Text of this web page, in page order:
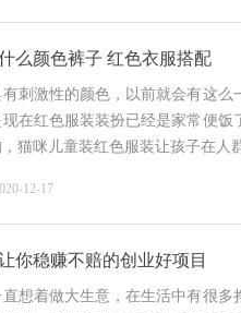
么颜色裤子 红色衣服搭配
刺激性的颜色，以前就会有这
在红色服装装扮已经是家常便
猫咪儿童装红色服装让孩子在人
12-17
你稳赚不赔的创业好项目
想着做大生意，在生活中有很